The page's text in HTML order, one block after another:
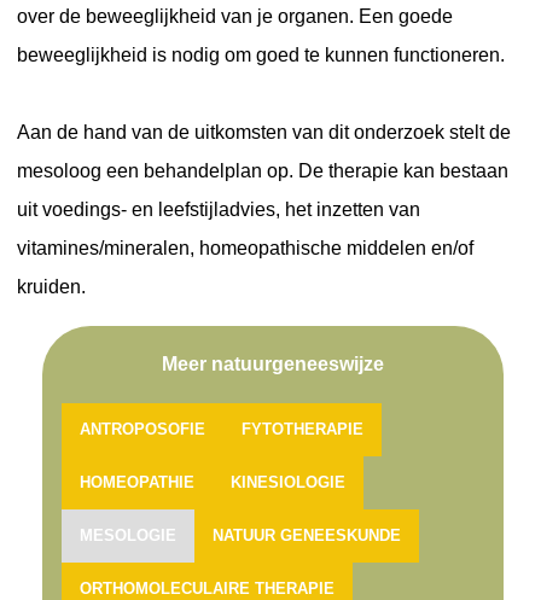
over de beweeglijkheid van je organen. Een goede
beweeglijkheid is nodig om goed te kunnen functioneren.
Aan de hand van de uitkomsten van dit onderzoek stelt de
mesoloog een behandelplan op. De therapie kan bestaan
uit voedings- en leefstijladvies, het inzetten van
vitamines/mineralen, homeopathische middelen en/of
kruiden.
Meer natuurgeneeswijze
ANTROPOSOFIE FYTOTHERAPIE
HOMEOPATHIE KINESIOLOGIE
MESOLOGIE NATUUR GENEESKUNDE
ORTHOMOLECULAIRE THERAPIE